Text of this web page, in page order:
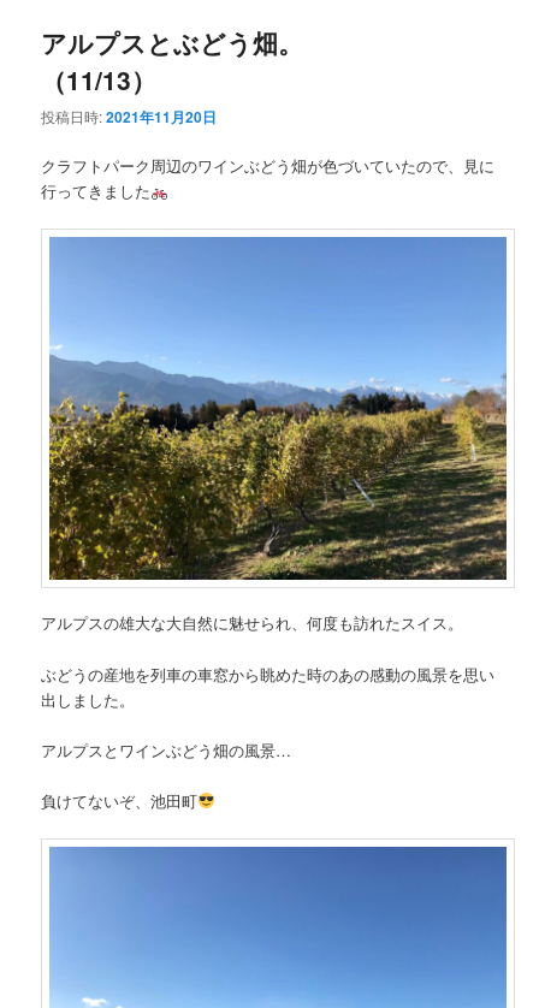
アルプスとぶどう畑。
（11/13）
投稿日時:2021年11月20日
クラフトパーク周辺のワインぶどう畑が色づいていたので、見に
行ってきました
アルプスの雄大な大自然に魅せられ、何度も訪れたスイス。
ぶどうの産地を列車の車窓から眺めた時のあの感動の風景を思い
出しました。
アルプスとワインぶどう畑の風景…
負けてないぞ、池田町